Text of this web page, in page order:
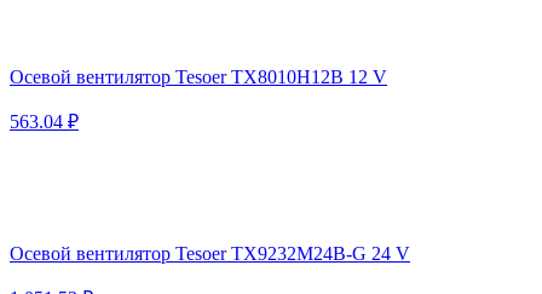
Осевой вентилятор Tesoer TX8010H12B 12 V
563.04 ₽
Осевой вентилятор Tesoer TX9232M24B-G 24 V